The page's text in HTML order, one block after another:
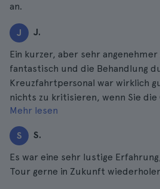
an.
J J.
Ein kurzer, aber sehr
fantastisch und die Behandlung
Kreuzfahrtpersonal war wirklich
nichts zu kritisieren, wenn Sie die
haben, sollten Sie nicht zögern.
Mehr lesen
S S.
Es war eine sehr lustige
Tour gerne in Zukunft